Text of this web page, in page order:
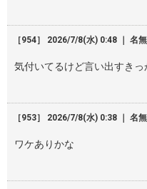
［954］ 2026/7/8(水) 0:48 ｜ 名
気付いてるけど言い出すき
［953］ 2026/7/8(水) 0:38 ｜ 名
ワケありかな